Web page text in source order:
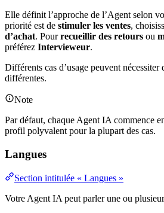
Elle définit l’approche de l’Agent selon
priorité est de stimuler les ventes,
d’achat. Pourrecueillir des retours ou
préférez Intervieweur.
Différents cas d’usage peuvent nécessiter
différentes.
Note
Par défaut, chaque Agent IA commence
profil polyvalent pour la plupart des cas.
Langues
Section intitulée « Langues »
Votre Agent IA peut parler une ou